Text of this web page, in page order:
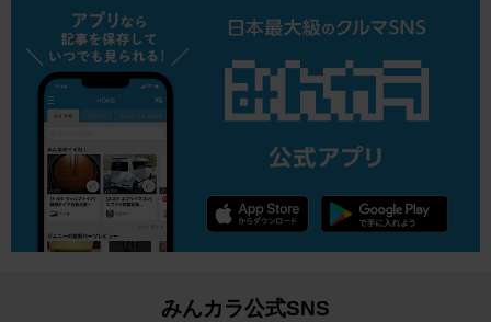
みんカラ公式SNS